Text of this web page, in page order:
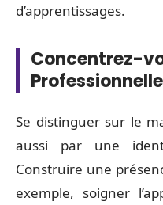
d’apprentissages.
Concentrez-
Professionnelle
Se distinguer sur le
aussi par une
Construire une
exemple, soigner